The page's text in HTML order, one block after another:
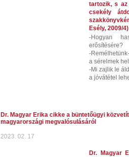
tartozik, s az
csekély
Esély, 2009/4)
-Hogyan
erősítésére?
-
a sérelmek
-Mi zajlik le
a jóvátétel
Dr. Magyar Erika cikke a büntetőügyi
magyarországi megvalósulásáról
2023. 02. 17
Dr. Magyar